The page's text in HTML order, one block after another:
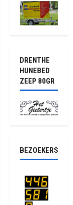
DRENTHE
HUNEBED
ZEEP 80GR
BEZOEKERS